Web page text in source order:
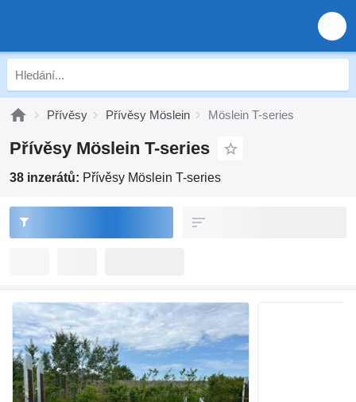
Přívěsy Přívěsy Möslein Möslein T-series
Přívěsy Möslein T-series
38 inzerátů: Přívěsy Möslein T-series